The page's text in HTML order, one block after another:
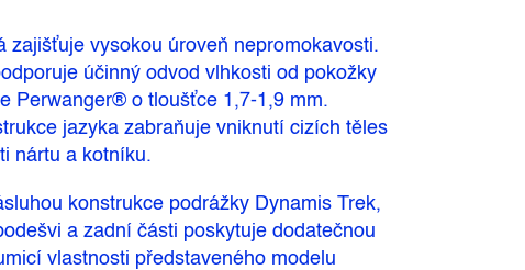
zajišťuje vysokou úroveň nepromokavosti.
účinný odvod vlhkosti od pokožky
Perwanger® o tloušťce 1,7-1,9 mm.
jazyka zabraňuje vniknutí cizích těles
nártu a kotníku.
konstrukce podrážky Dynamis Trek,
a zadní části poskytuje dodatečnou
vlastnosti představeného modelu